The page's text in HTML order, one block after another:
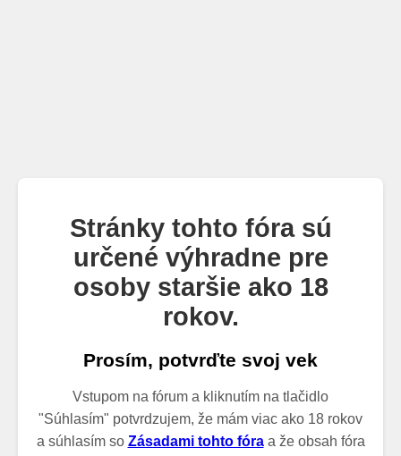
Stránky tohto fóra sú
určené výhradne pre
osoby staršie ako 18
rokov.
Prosím, potvrďte svoj vek
Vstupom na fórum a kliknutím na tlačidlo
"Súhlasím" potvrdzujem, že mám viac ako 18 rokov
a súhlasím so Zásadami tohto fóraa že obsah fóra